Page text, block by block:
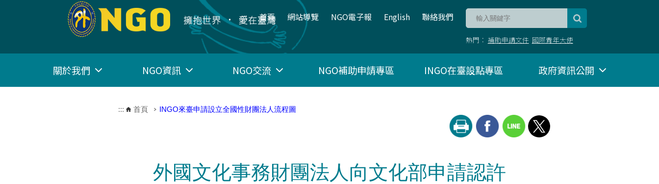
跳到主要內容區塊
::: 首頁 網站導覽 NGO電子報 English 聯絡我們
熱門： 補助申請文件 國際青年大使
關於我們 NGO資訊 NGO交流 NGO補助申請專區 INGO在臺設點專區 政府資訊公開
::: 首頁 INGO來臺申請設立全國性財團法人流程圖
外國文化事務財團法人向文化部申請認許